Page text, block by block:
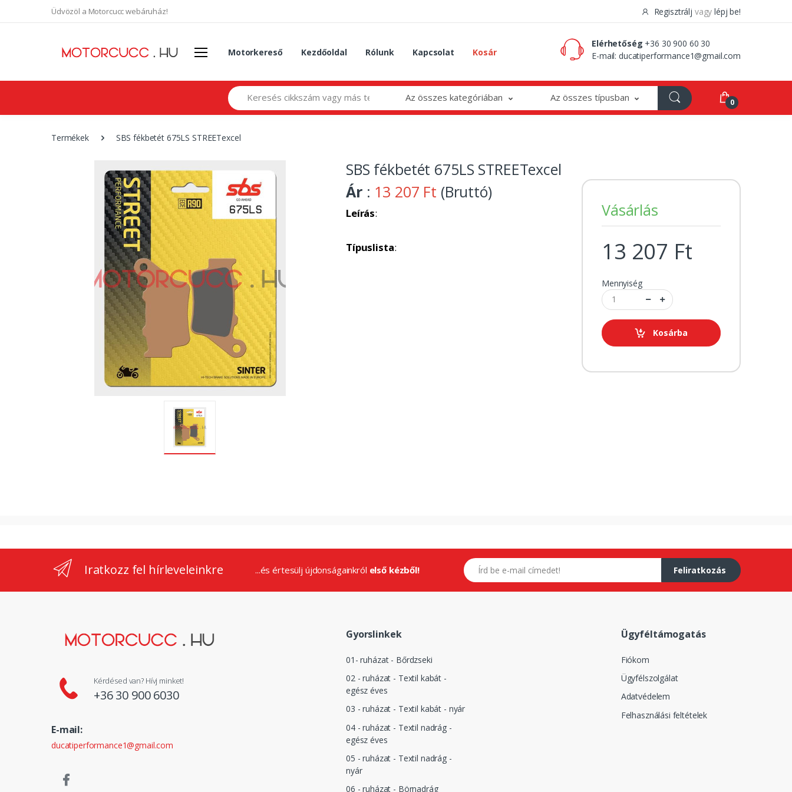
Üdvözöl a Motorcucc webáruház! Regisztrálj vagy lépj be!
Motorkereső Kezdőoldal Rólunk Kapcsolat Kosár
Elérhetőség +36 30 900 60 30
E-mail:ducatiperformance1@gmail.com
Search Az összes kategóriában Az összes típusban 0
Termékek SBS fékbetét 675LS STREETexcel
SBS fékbetét 675LS STREETexcel
Ár : 13 207 Ft (Bruttó)
Leírás:
Típuslista:
Vásárlás
13 207 Ft
Mennyiség
Kosárba
Iratkozz fel hírleveleinkre ...és értesülj újdonságainkról első kézből!
E-mail címed
Feliratkozás
Kérdésed van? Hívj minket!
+36 30 900 6030
E-mail:
ducatiperformance1@gmail.com
Gyorslinkek
01- ruházat - Bőrdzseki
02 - ruházat - Textil kabát -
egész éves
03 - ruházat - Textil kabát - nyár
04 - ruházat - Textil nadrág -
egész éves
05 - ruházat - Textil nadrág -
nyár
06 - ruházat - Börnadrág
Ügyféltámogatás
Fiókom
Ügyfélszolgálat
Adatvédelem
Felhasználási feltételek